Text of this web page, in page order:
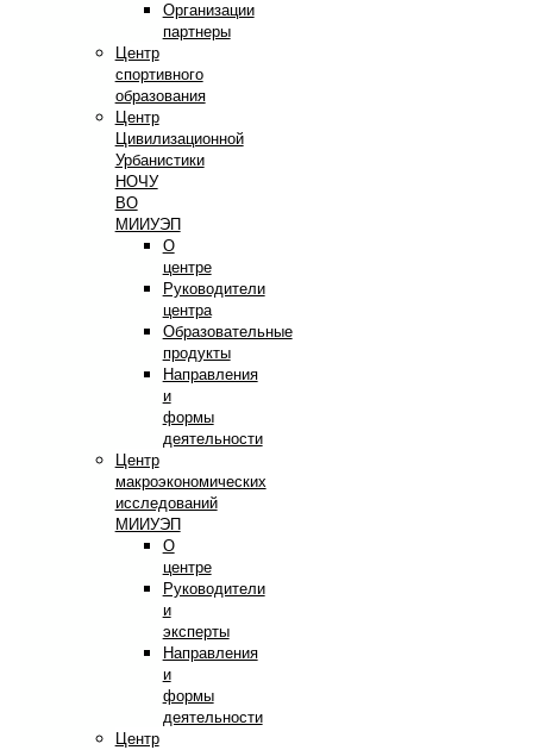
Организации
партнеры
Центр
спортивного
образования
Центр
Цивилизационной
Урбанистики
НОЧУ
ВО
МИИУЭП
О
центре
Руководители
центра
Образовательные
продукты
Направления
и
формы
деятельности
Центр
макроэкономических
исследований
МИИУЭП
О
центре
Руководители
и
эксперты
Направления
и
формы
деятельности
Центр